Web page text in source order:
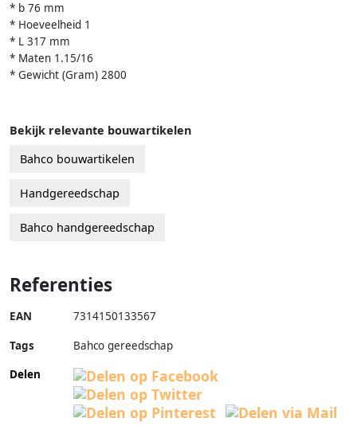
* b 76 mm
* Hoeveelheid 1
* L 317 mm
* Maten 1.15/16
* Gewicht (Gram) 2800
Bekijk relevante bouwartikelen
Bahco bouwartikelen
Handgereedschap
Bahco handgereedschap
Referenties
EAN 7314150133567
Tags
Bahco gereedschap
Delen